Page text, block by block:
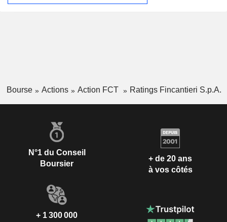
Bourse Actions Action FCT Ratings Fincantieri S.p.A.
N°1 du Conseil
Boursier
+ de 20 ans
à vos côtés
+ 1 300 000